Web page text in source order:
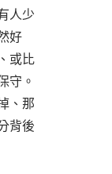
人少
好
或比
守。
、那
背後